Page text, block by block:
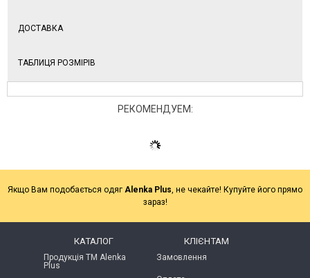
ДОСТАВКА
ТАБЛИЦЯ РОЗМІРІВ
РЕКОМЕНДУЕМ:
Якщо Вам подобається одяг Alenka Plus , не чекайте! Купуйте його прямо
зараз!
КАТАЛОГ
Продукція ТМ Alenka
Plus
КЛІЄНТАМ
Замовлення